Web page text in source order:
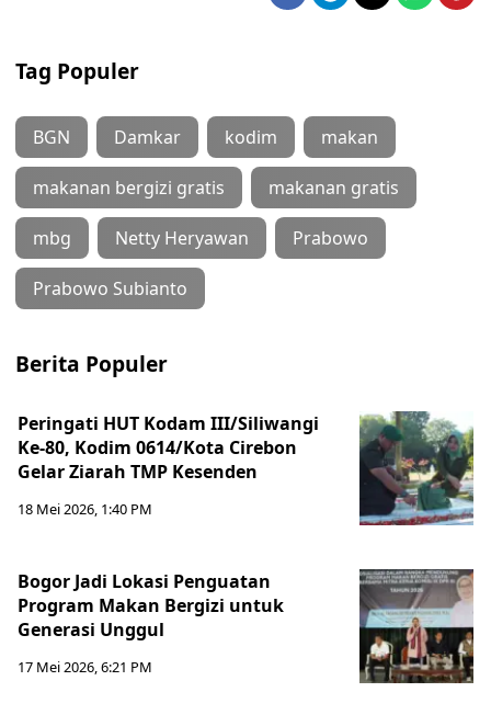
Tag Populer
BGN Damkar kodim makan
makanan bergizi gratis makanan gratis
mbg Netty Heryawan Prabowo
Prabowo Subianto
Berita Populer
Peringati HUT Kodam III/Siliwangi
Ke-80, Kodim 0614/Kota Cirebon
Gelar Ziarah TMP Kesenden
18 Mei 2026, 1:40 PM
Bogor Jadi Lokasi Penguatan
Program Makan Bergizi untuk
Generasi Unggul
17 Mei 2026, 6:21 PM